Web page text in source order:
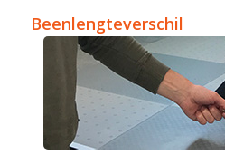
Beenlengteverschil